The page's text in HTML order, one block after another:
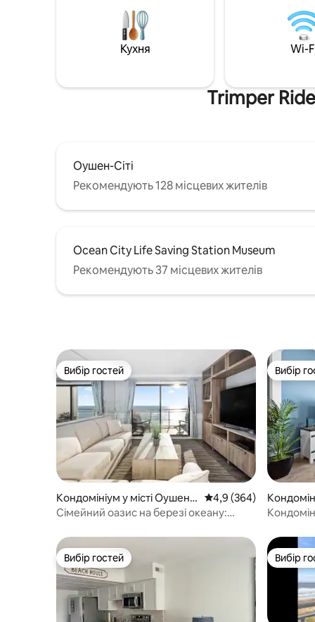
Кухня Wi-
Trimper
Оушен-Сіті
Рекомендують 128 місцевих жителів
Ocean City Life Saving Station Museum
Рекомендують 37 місцевих жителів
Вибір гостей
Вибір гостей
Кондомініум у місті Оушен
Сіті
Середня оцінка: 4,9 з
4,9 (364)
Сімейний оазис на березі океану:
Вибір
Вибір
Сіті
Вибір гостей
Вибір гостей Вибір
Вибір